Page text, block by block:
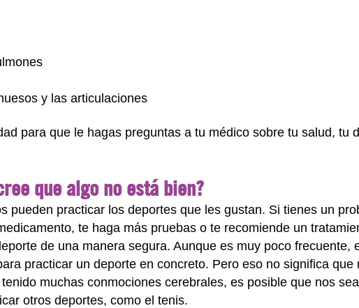
y las articulaciones
para que le hagas preguntas a tu médico sobre tu salud, tu
que algo no está bien?
pueden practicar los deportes que les gustan. Si tienes un
te haga más pruebas o te recomiende un
de una manera segura. Aunque es muy poco frecuente,
practicar un deporte en concreto. Pero eso no significa que
muchas conmociones cerebrales, es posible que nos
otros deportes, como el tenis.